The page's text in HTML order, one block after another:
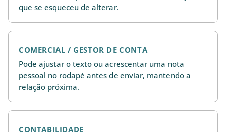
que se esqueceu de alterar.
COMERCIAL / GESTOR DE CONTA
Pode ajustar o texto ou acrescentar uma nota
pessoal no rodapé antes de enviar, mantendo a
relação próxima.
CONTABILIDADE